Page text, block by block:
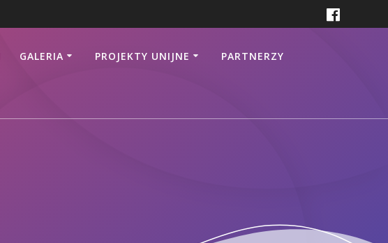
GALERIA PROJEKTY UNIJNE PARTNERZY